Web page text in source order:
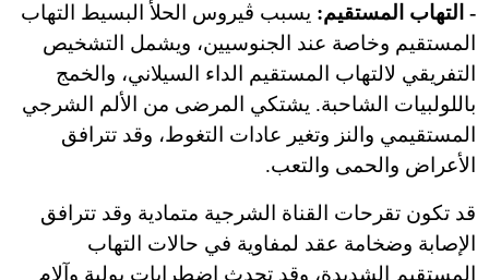
- التهاب المستقيم: يسبب ڤيروس الحلأ البسيط التهاب
المستقيم وخاصة عند الجنوسيين، ويشمل التشخيص
التفريقي لالتهاب المستقيم الداء السيلاني، والخمج
باللولبيات الشاحبة. يشتكي المرضى من الألم الشرجي
المستقيمي والنز وتغير عادات التغوط، وقد تترافق
الأعراض والحمى والتعب.
قد تكون تقرحات القناة الشرجية متمادية وقد تترافق
الإصابة وضخامة عقد لمفاوية في حالات التهاب
المستقيم الشديدة، وقد تحدث اضطرابات بولية وآلام